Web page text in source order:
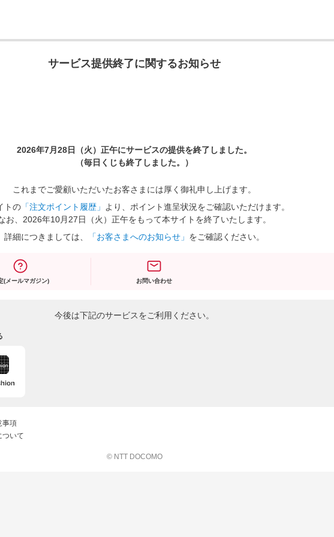
サービス提供終了に関するお知らせ
2026年7月28日（火）正午にサービスの提供を終了しました。
（毎日くじも終了しました。）
これまでご愛顧いただいたお客さまには厚く御礼申し上げます。
トの 「注文ポイント履歴」
より、ポイント進呈状況をご確認いただけます。
お、2026年10月27日（火）正午をもって本サイトを終了いたします。
詳細につきましては、
「お客さまへのお知らせ」 をご確認ください。
(メールマガジン) お問い合わせ
今後は下記のサービスをご利用ください。
事項
ついて
© NTT DOCOMO